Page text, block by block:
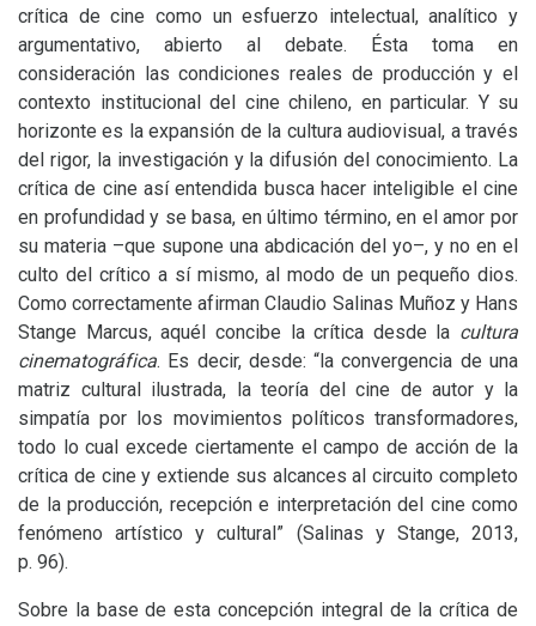
crítica de cine como un esfuerzo intelectual, analítico y
argumentativo, abierto al debate. Ésta toma en
consideración las condiciones reales de producción y el
contexto institucional del cine chileno, en particular. Y su
horizonte es la expansión de la cultura audiovisual, a través
del rigor, la investigación y la difusión del conocimiento. La
crítica de cine así entendida busca hacer inteligible el cine
en profundidad y se basa, en último término, en el amor por
su materia –que supone una abdicación del yo–, y no en el
culto del crítico a sí mismo, al modo de un pequeño dios.
Como correctamente afirman Claudio Salinas Muñoz y Hans
Stange Marcus, aquél concibe la crítica desde la cultura
cinematográfica. Es decir, desde: “la convergencia de una
matriz cultural ilustrada, la teoría del cine de autor y la
simpatía por los movimientos políticos transformadores,
todo lo cual excede ciertamente el campo de acción de la
crítica de cine y extiende sus alcances al circuito completo
de la producción, recepción e interpretación del cine como
fenómeno artístico y cultural” (Salinas y Stange, 2013,
p. 96).
Sobre la base de esta concepción integral de la crítica de